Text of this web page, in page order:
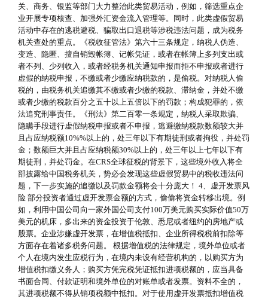
关、商务、银监等部门大力整治此类贸易活动，例如，筛选重点企
业开展专项核查、加强外汇资金流入管理等。同时，此类虚假贸易
活动中存在的逃税避税、骗取出口退税等涉税违法问题，成为税务
机关查处的重点。《税收征管法》第六十三条规定，纳税人伪造、
变造、隐匿、擅自销毁帐簿、记帐凭证，或者在帐簿上多列支出或
者不列、少列收入，或者经税务机关通知申报而拒不申报或者进行
虚假的纳税申报，不缴或者少缴应纳税款的，是偷税。对纳税人偷
税的，由税务机关追缴其不缴或者少缴的税款、滞纳金，并处不缴
或者少缴的税款百分之五十以上五倍以下的罚款；构成犯罪的，依
法追究刑事责任。《刑法》第二百零一条规定，纳税人采取欺骗、
隐瞒手段进行虚假纳税申报或者不申报，逃避缴纳税款数额较大并
且占应纳税额10%%以上的，处三年以下有期徒刑或者拘役，并处罚
金；数额巨大并且占应纳税额30%以上的，处三年以上七年以下有
期徒刑，并处罚金。在CRS全球征税的背景下，这些境外收入将全
部披露给中国税务机关，势必会发现这些虚假贸易中的税收违法问
题，下一步实施的追缴以及罚款金额将会十分庞大！ 4、虚开发票风
险 部分投资者通过虚开发票金额的方式，偷偷将资金转移出境。例
如，利用中国公司向一家外国公司支付100万美元购买实际价值50万
美元的机床，多出来的资金投资于伦敦、悉尼或者纽约的房地产或
股票。企业涉嫌虚开发票，在增值税抵扣、企业所得税税前扣除等
方面存在着诸多税务问题。 根据增值税的法律规定，境外单位或者
个人在境内发生应税行为，在境内未设有经营机构的，以购买方为
增值税扣缴义务人；购买方凭完税凭证抵扣进项税额的，应当具备
书面合同、付款证明和境外单位的对账单或者发票。资料不全的，
其进项税额不得从销项税额中抵扣。对于使用虚开发票抵扣增值税